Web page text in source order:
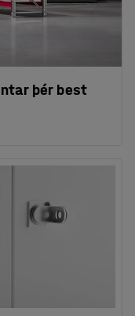
þér best